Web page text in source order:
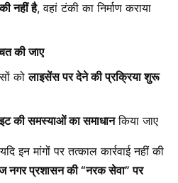
नहीं है, वहां टंकी का निर्माण कराया
की जाए
कोलाइसेंस पर देने की प्रक्रिया शुरू
की समस्याओं का समाधानकिया जाए
इन मांगों पर तत्काल कार्रवाई नहीं की
प्रशासन की “नरक सेवा” पर